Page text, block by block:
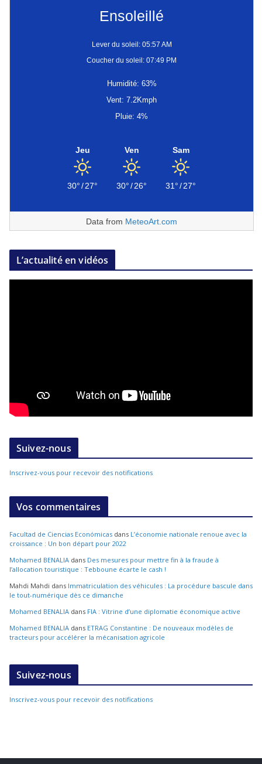
Ensoleillé
Lever du soleil: 05:57 AM
Coucher du soleil: 07:49 PM
Humidité: 63%
Vent: 7.2Kmph
Pluie: 4%
Jeu
30°/27°
Ven
30°/26°
Sam
31°/27°
Data from MeteoArt.com
L’actualité en vidéos
Suivez-nous
Inscrivez-vous pour recevoir des notifications
Vos commentaires
Facultad de Ciencias Económicas dans L’économie nationale renoue avec la
croissance : Un bon départ pour 2022
Mohamed BENALIA dans Des mesures pour mettre fin à la fraude à
l’allocation touristique : Tebboune écarte le cash !
Mahdi Mahdi dans Immatriculation des véhicules : La procédure bascule dans
le tout-numérique dès ce dimanche
Mohamed BENALIA dans FIA : Vitrine d’une diplomatie économique active
Mohamed BENALIA dans ETRAG Constantine : De nouveaux modèles de
tracteurs pour accélérer la mécanisation agricole
Suivez-nous
Inscrivez-vous pour recevoir des notifications